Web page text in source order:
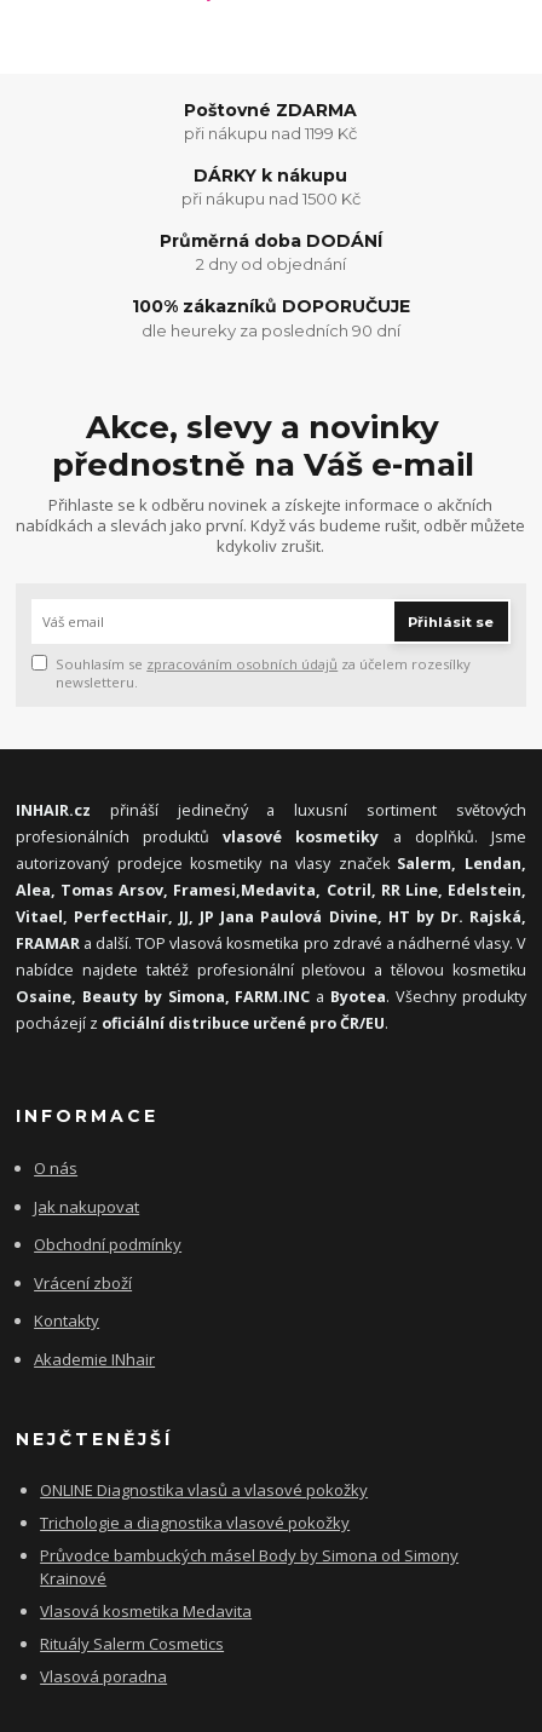
Poštovné ZDARMA
při nákupu nad 1199 Kč
DÁRKY k nákupu
při nákupu nad 1500 Kč
Průměrná doba DODÁNÍ
2 dny od objednání
100% zákazníků DOPORUČUJE
dle heureky za posledních 90 dní
Akce, slevy a novinky
přednostně na Váš e-mail
Přihlaste se k odběru novinek a získejte informace o akčních
nabídkách a slevách jako první. Když vás budeme rušit, odběr můžete
kdykoliv zrušit.
Přihlásit se
Souhlasím se zpracováním osobních údajů za účelem rozesílky
newsletteru.
INHAIR.cz přináší jedinečný a luxusní sortiment světových
profesionálních produktůvlasové kosmetiky a doplňků. Jsme
autorizovaný prodejce kosmetiky na vlasy značek Salerm, Lendan,
Alea, Tomas Arsov, Framesi,Medavita, Cotril, RR Line, Edelstein,
Vitael, PerfectHair, JJ, JP Jana Paulová Divine, HT by Dr. Rajská,
FRAMAR a další. TOP vlasová kosmetika pro zdravé a nádherné vlasy. V
nabídce najdete taktéž profesionální pleťovou a tělovou kosmetiku
Osaine, Beauty by Simona, FARM.INC a Byotea. Všechny produkty
pocházejí z oficiální distribuce určené pro ČR/EU.
INFORMACE
O nás
Jak nakupovat
Obchodní podmínky
Vrácení zboží
Kontakty
Akademie INhair
NEJČTENĚJŠÍ
ONLINE Diagnostika vlasů a vlasové pokožky
Trichologie a diagnostika vlasové pokožky
Průvodce bambuckých másel Body by Simona od Simony
Krainové
Vlasová kosmetika Medavita
Rituály Salerm Cosmetics
Vlasová poradna